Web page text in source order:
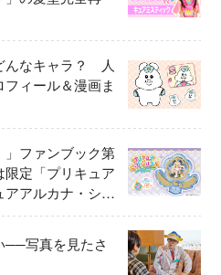
んなキャラ？ 人
ィール＆漫画ま
」ファンブック第
定「プリキュア
アルカナ・シャ
アエクレールを
──写真を見たさ